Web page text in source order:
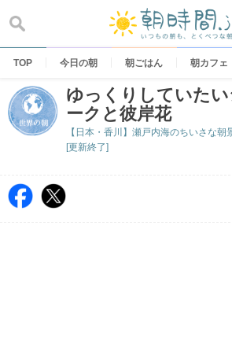
content
TOP 今日の朝 朝ごはん 朝カフェ
ゆっくりしていた
ークと彼岸花
【日本・香川】瀬戸内海のちいさな朝
[更新終了]